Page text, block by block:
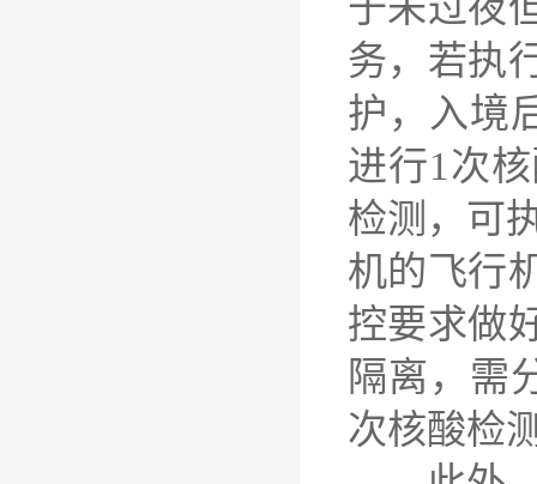
务，若执
护，入境
进行1次
检测，可
机的飞行
控要求做
隔离，需
次核酸检